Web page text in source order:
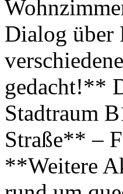
Dialog über
gedacht!**
Stadtraum
Straße** –
**Weitere